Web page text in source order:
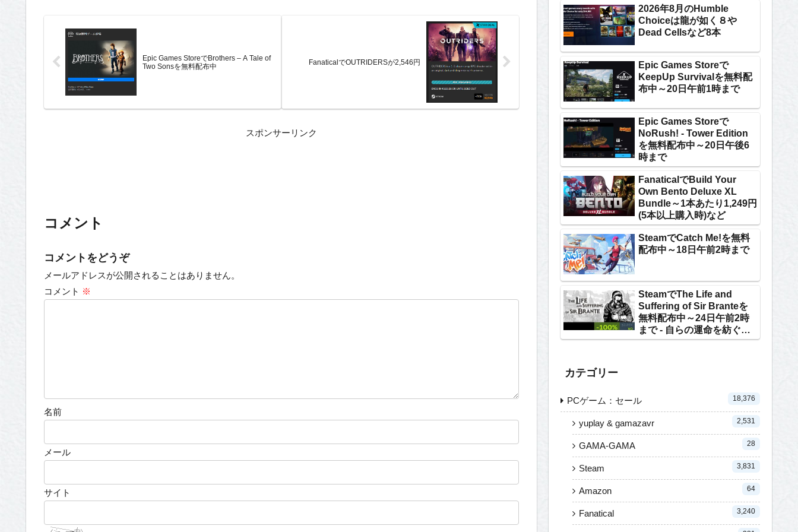
Epic Games StoreでBrothers – A Tale of
Two Sonsを無料配布中
FanaticalでOUTRIDERSが2,546円
スポンサーリンク
コメント
コメントをどうぞ
メールアドレスが公開されることはありません。
コメント ※
名前
メール
サイト
2026年8月のHumble
Choiceは龍が如く８や
Dead Cellsなど8本
Epic Games Storeで
KeepUp Survivalを無料配
布中～20日午前1時まで
Epic Games Storeで
NoRush! - Tower Edition
を無料配布中～20日午後6
時まで
FanaticalでBuild Your
Own Bento Deluxe XL
Bundle～1本あたり1,249円
(5本以上購入時)など
SteamでCatch Me!を無料
配布中～18日午前2時まで
SteamでThe Life and
Suffering of Sir Branteを
無料配布中～24日午前2時
まで - 自らの運命を紡ぐテ
キストRPG
カテゴリー
PCゲーム：セール 18,376
yuplay & gamazavr 2,531
GAMA-GAMA 28
Steam 3,831
Amazon 64
Fanatical 3,240